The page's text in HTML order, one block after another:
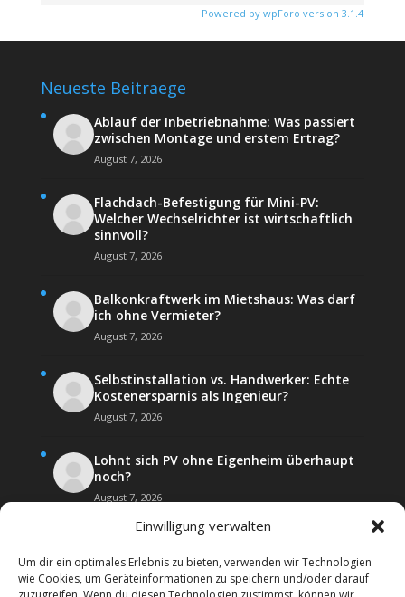
Einwilligung verwalten
Um dir ein optimales Erlebnis zu bieten, verwenden wir Technologien
wie Cookies, um Geräteinformationen zu speichern und/oder darauf
Powered by wpForo version 3.1.4
Neueste Beitraege
Ablauf der Inbetriebnahme: Was passiert
zwischen Montage und erstem Ertrag?
August 7, 2026
Flachdach-Befestigung für Mini-PV:
Welcher Wechselrichter ist wirtschaftlich
sinnvoll?
August 7, 2026
Balkonkraftwerk im Mietshaus: Was darf
ich ohne Vermieter?
August 7, 2026
Selbstinstallation vs. Handwerker: Echte
Kostenersparnis als Ingenieur?
August 7, 2026
Lohnt sich PV ohne Eigenheim überhaupt
noch?
August 7, 2026